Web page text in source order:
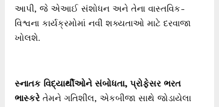
આપી, જે એઆઈ સંશોધન અને તેના વાસ્તવિક-
વિશ્વના કાર્યક્રમોમાં નવી શક્યતાઓ માટે દરવાજા
ખોલશે.
સ્નાતક વિદ્યાર્થીઓને સંબોધતા, પ્રોફેસર ભરત
ભાસ્કરેતેમને ગતિશીલ, એકબીજા સાથે જોડાયેલા